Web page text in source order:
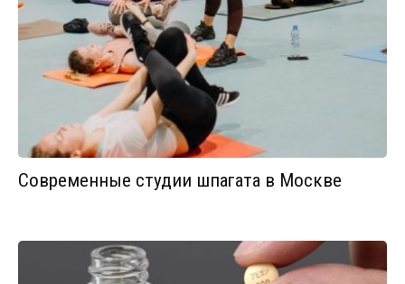
Современные студии шпагата в Москве